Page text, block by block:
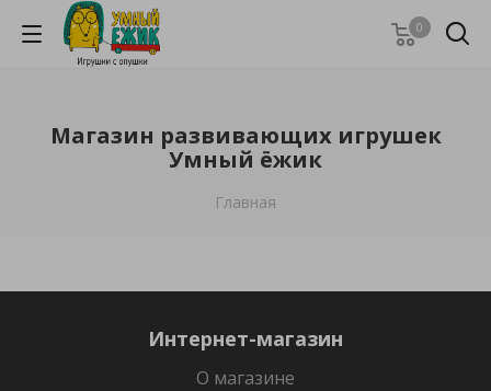
0
Магазин развивающих игрушек
Умный ёжик
Главная
Интернет-магазин
О магазине